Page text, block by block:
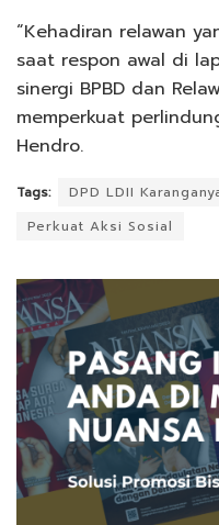
“Kehadiran relawan
saat respon awal di
sinergi BPBD dan
memperkuat
Hendro.
Tags: DPD LDII
Perkuat Aksi Sosial